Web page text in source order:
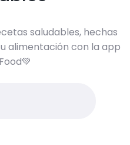
saludables, hechas
alimentación con la app